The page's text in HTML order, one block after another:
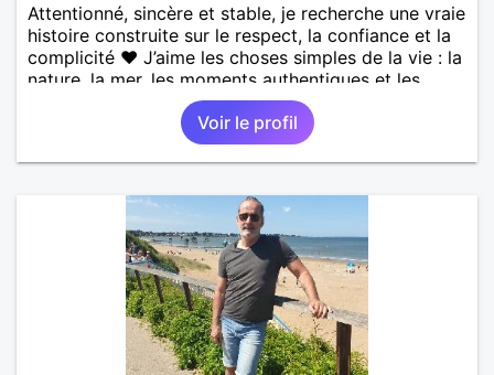
Attentionné, sincère et stable, je recherche une vraie
histoire construite sur le respect, la confiance et la
complicité ❤️ J’aime les choses simples de la vie : la
nature, la mer, les moments authentiques et les
personnes au grand cœur 🌊🌿 Très câlin et
affectueux, j’adore les petits moments de tendresse
et les calinous réguliers 😊❤️ La solitude finit parfois
par peser, alors si tu es en Nouvelle-Calédonie et
temps de discuter… et laissons l’avenir nous guider
Voir le profil